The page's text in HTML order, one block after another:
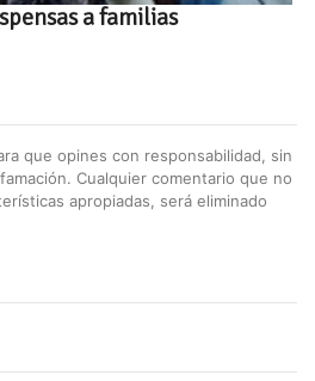
a familias
que opines con responsabilidad, sin
Cualquier comentario que no
apropiadas, será eliminado